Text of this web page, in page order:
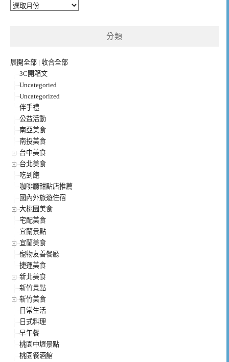
彙
分類
展開全部 | 收合全部
3C開箱文
Uncategoried
Uncategorized
伴手禮
公益活動
南亞美食
南投美食
台中美食
台北美食
吃到飽
咖啡廳甜點店推薦
國內外旅遊住宿
大桃園美食
宅配美食
宜蘭景點
宜蘭美食
寵物友善餐廳
捷運美食
新北美食
新竹景點
新竹美食
日常生活
日式料理
早午餐
桃園中壢景點
桃園餐酒館